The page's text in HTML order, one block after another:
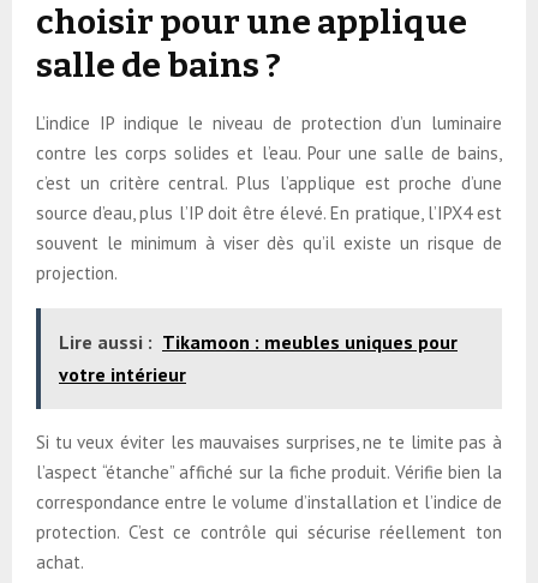
choisir pour une applique
salle de bains ?
L’indice IP indique le niveau de protection d’un luminaire
contre les corps solides et l’eau. Pour une salle de bains,
c’est un critère central. Plus l’applique est proche d’une
source d’eau, plus l’IP doit être élevé. En pratique, l’IPX4 est
souvent le minimum à viser dès qu’il existe un risque de
projection.
Lire aussi : Tikamoon : meubles uniques pour
votre intérieur
Si tu veux éviter les mauvaises surprises, ne te limite pas à
l’aspect “étanche” affiché sur la fiche produit. Vérifie bien la
correspondance entre le volume d’installation et l’indice de
protection. C’est ce contrôle qui sécurise réellement ton
achat.